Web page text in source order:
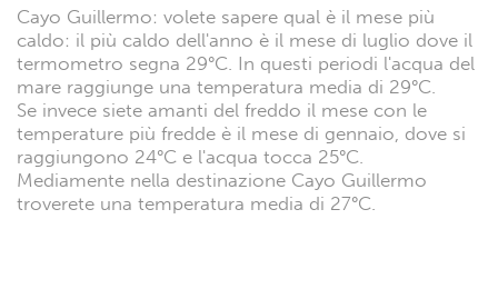
Cayo Guillermo: volete sapere qual è il mese più
caldo: il più caldo dell'anno è il mese di luglio dove il
termometro segna 29°C. In questi periodi l'acqua del
mare raggiunge una temperatura media di 29°C.
Se invece siete amanti del freddo il mese con le
temperature più fredde è il mese di gennaio, dove si
raggiungono 24°C e l'acqua tocca 25°C.
Mediamente nella destinazione Cayo Guillermo
troverete una temperatura media di 27°C.